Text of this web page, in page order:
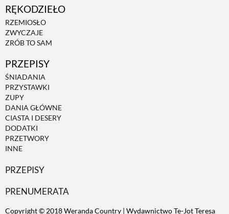
RĘKODZIEŁO
RZEMIOSŁO
ZWYCZAJE
ZRÓB TO SAM
PRZEPISY
ŚNIADANIA
PRZYSTAWKI
ZUPY
DANIA GŁÓWNE
CIASTA I DESERY
DODATKI
PRZETWORY
INNE
PRZEPISY
PRENUMERATA
Copyright © 2018 Weranda Country | Wydawnictwo Te-Jot Teresa
ZWIERZĘTA W NATURZE